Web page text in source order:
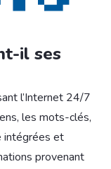
il ses
l’Internet 24/7
les mots-clés,
intégrées et
provenant